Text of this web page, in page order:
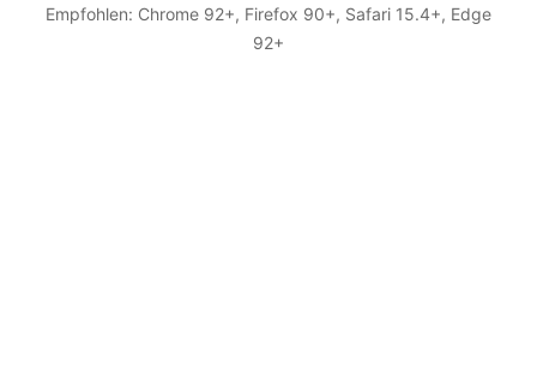
Empfohlen: Chrome 92+, Firefox 90+, Safari 15.4+, Edge
92+